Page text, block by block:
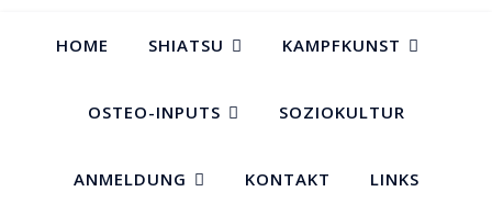
HOME SHIATSU KAMPFKUNST
OSTEO-INPUTS SOZIOKULTUR
ANMELDUNG KONTAKT LINKS